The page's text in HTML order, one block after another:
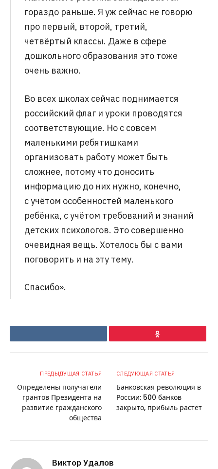
гораздо раньше. Я уж сейчас не говорю
про первый, второй, третий,
четвёртый классы. Даже в сфере
дошкольного образования это тоже
очень важно.
Во всех школах сейчас поднимается
российский флаг и уроки проводятся
соответствующие. Но с совсем
маленькими ребятишками
организовать работу может быть
сложнее, потому что доносить
информацию до них нужно, конечно,
с учётом особенностей маленького
ребёнка, с учётом требований и знаний
детских психологов. Это совершенно
очевидная вещь. Хотелось бы с вами
поговорить и на эту тему.
Спасибо».
Ok
ПРЕДЫДУЩАЯ СТАТЬЯ
Определены получатели
грантов Президента на
развитие гражданского
общества
СЛЕДУЮЩАЯ СТАТЬЯ
Банковская революция в
России: 500 банков
закрыто, прибыль растёт
Виктор Удалов